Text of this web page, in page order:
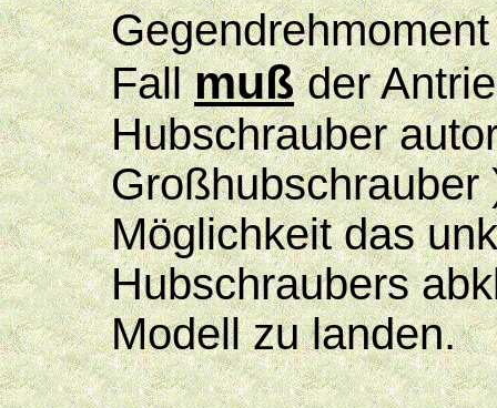
Fallmuß der
Hubschrauber
Großhubschrauber
Möglichkeit das
Hubschraubers
Modell zu landen.